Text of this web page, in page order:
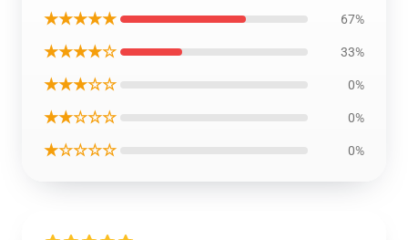
★★★★★ 67%
★★★★☆ 33%
★★★☆☆ 0%
★★☆☆☆ 0%
★☆☆☆☆ 0%